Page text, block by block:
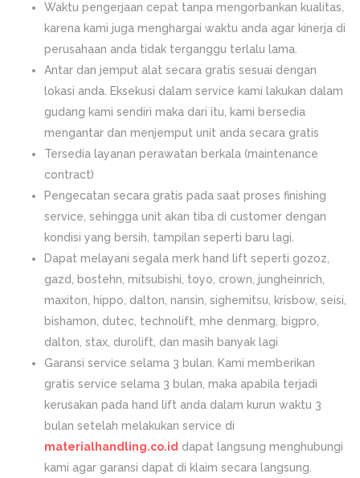
Waktu pengerjaan cepat tanpa mengorbankan kualitas,
karena kami juga menghargai waktu anda agar kinerja di
perusahaan anda tidak terganggu terlalu lama.
Antar dan jemput alat secara gratis sesuai dengan
lokasi anda. Eksekusi dalam service kami lakukan dalam
gudang kami sendiri maka dari itu, kami bersedia
mengantar dan menjemput unit anda secara gratis
Tersedia layanan perawatan berkala (maintenance
contract)
Pengecatan secara gratis pada saat proses finishing
service, sehingga unit akan tiba di customer dengan
kondisi yang bersih, tampilan seperti baru lagi.
Dapat melayani segala merk hand lift seperti gozoz,
gazd, bostehn, mitsubishi, toyo, crown, jungheinrich,
maxiton, hippo, dalton, nansin, sighemitsu, krisbow, seisi,
bishamon, dutec, technolift, mhe denmarg, bigpro,
dalton, stax, durolift, dan masih banyak lagi
Garansi service selama 3 bulan. Kami memberikan
gratis service selama 3 bulan, maka apabila terjadi
kerusakan pada hand lift anda dalam kurun waktu 3
bulan setelah melakukan service di
materialhandling.co.id dapat langsung menghubungi
kami agar garansi dapat di klaim secara langsung.